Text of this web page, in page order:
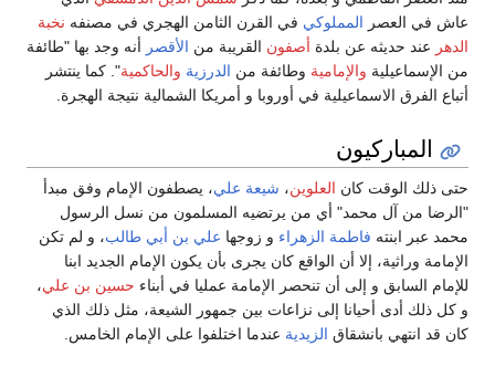
عاش في العصر المملوكي في القرن الثامن الهجري في مصنفه نخبة
الدهر عند حديثه عن بلدة أصفون القريبة من الأقصر أنه وجد بها "طائفة
من الإسماعيلية والإمامية وطائفة من الدرزية والحاكمية". كما ينتشر
أتباع الفرق الاسماعيلية في أوروبا و أمريكا الشمالية نتيجة الهجرة.
المباركيون
حتى ذلك الوقت كان العلوين، شيعة علي، يصطفون الإمام وفق مبدأ
"الرضا من آل محمد" أي من يرتضيه المسلمون من نسل الرسول
محمد عبر ابنته فاطمة الزهراء و زوجها علي بن أبي طالب، و لم تكن
الإمامة وراثية، إلا أن الواقع كان يجرى بأن يكون الإمام الجديد ابنا
للإمام السابق و إلى أن تنحصر الإمامة عمليا في أبناء حسين بن علي،
و كل ذلك أدى أحيانا إلى نزاعات بين جمهور الشيعة، مثل ذلك الذي
كان قد انتهي بانشقاق الزيدية عندما اختلفوا على الإمام الخامس.